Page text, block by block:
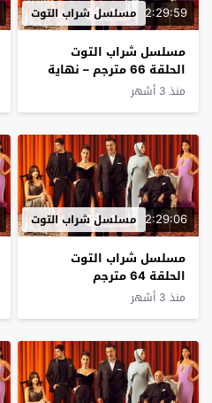
2:29:59 مسلسل شراب التوت
مسلسل شراب التوت
الحلقة 66 مترجم – نهاية
الموسم
منذ 3 أشهر
2:29:06 مسلسل شراب التوت
مسلسل شراب التوت
الحلقة 64 مترجم
منذ 3 أشهر